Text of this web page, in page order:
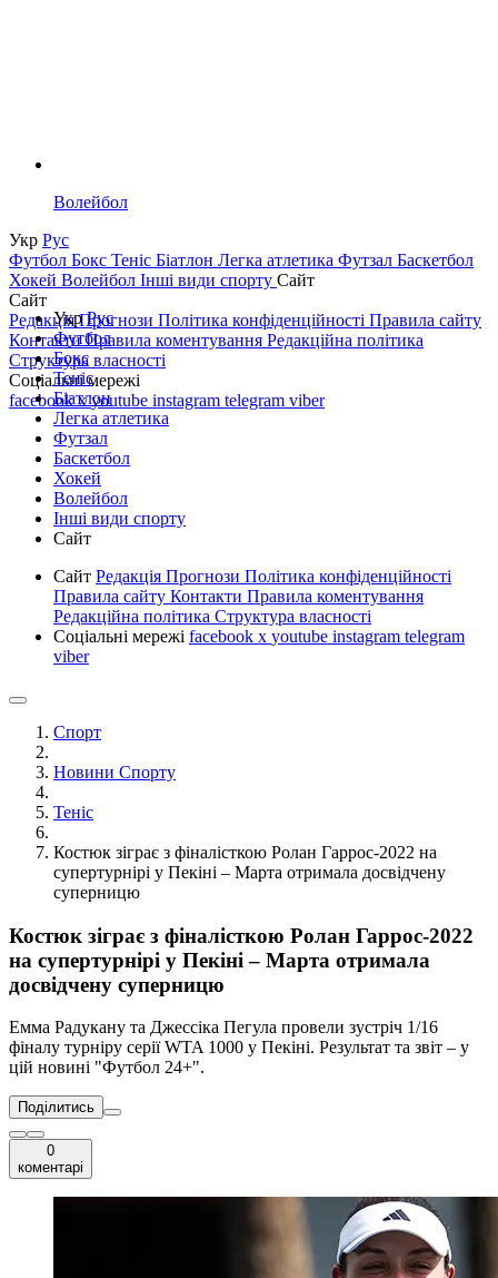
Волейбол
Укр Рус
Футбол Бокс Теніс Біатлон Легка атлетика Футзал Баскетбол
Хокей Волейбол Інші види спорту Сайт
Сайт
РедакціяПрогнози Політика конфіденційності Правила сайту
КонтактиПравила коментування Редакційна політика
Структура власності
Соціальні мережі
facebookxyoutube instagram telegram viber
УкрРус
Футбол
Бокс
Теніс
Біатлон
Легка атлетика
Футзал
Баскетбол
Хокей
Волейбол
Інші види спорту
Сайт
Сайт Редакція Прогнози Політика конфіденційності
Правила сайту Контакти Правила коментування
Редакційна політика Структура власності
Соціальні мережі facebook x youtube instagram telegram
viber
Спорт
Новини Спорту
Теніс
Костюк зіграє з фіналісткою Ролан Гаррос-2022 на
супертурнірі у Пекіні – Марта отримала досвідчену
суперницю
Костюк зіграє з фіналісткою Ролан Гаррос-2022
на супертурнірі у Пекіні – Марта отримала
досвідчену суперницю
Емма Радукану та Джессіка Пегула провели зустріч 1/16
фіналу турніру серії WTA 1000 у Пекіні. Результат та звіт – у
цій новині "Футбол 24+".
Поділитись
0
коментарі